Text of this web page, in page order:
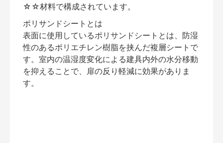
☆☆材料で構成されています。
ポリサンドシートとは
表面に使用しているポリサンドシートとは、防湿
性のあるポリエチレン樹脂を挟んだ複層シートで
す。室内の温湿度変化による建具内外の水分移動
を抑えることで、扉の反り軽減に効果がありま
す。